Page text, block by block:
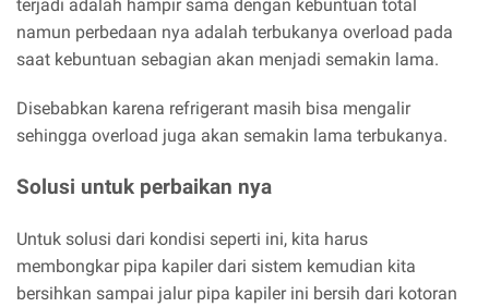
terjadi adalah hampir sama dengan kebuntuan total
namun perbedaan nya adalah terbukanya overload pada
saat kebuntuan sebagian akan menjadi semakin lama.
Disebabkan karena refrigerant masih bisa mengalir
sehingga overload juga akan semakin lama terbukanya.
Solusi untuk perbaikan nya
Untuk solusi dari kondisi seperti ini, kita harus
membongkar pipa kapiler dari sistem kemudian kita
bersihkan sampai jalur pipa kapiler ini bersih dari kotoran